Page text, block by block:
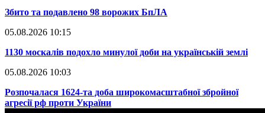
​Збито та подавлено 98 ворожих БпЛА
05.08.2026 10:15
​1130 москалів подохло минулої доби на українській землі
05.08.2026 10:03
​Розпочалася 1624-та доба широкомасштабної збройної
агресії рф проти України